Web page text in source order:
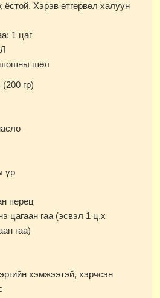
Хэрэв өтгөрвөл халуун
1 цаг
шошны шөл
гр)
үр
перец
цагаан гаа (эсвэл 1 ц.х
гаа)
хэмжээтэй, хэрчсэн